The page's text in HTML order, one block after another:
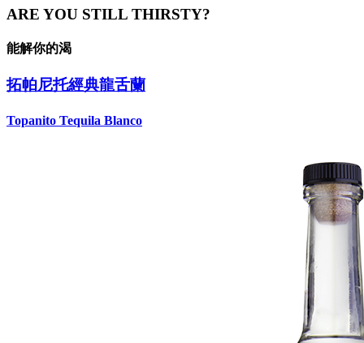
ARE YOU STILL THIRSTY?
能解你的渴
拓帕尼托經典龍舌蘭
Topanito Tequila Blanco